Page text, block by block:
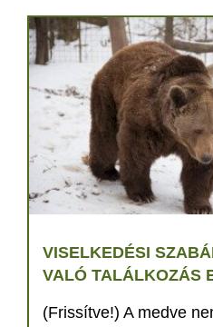
VISELKEDÉSI
VALÓ TALÁLKOZÁS
(Frissítve!) A medve